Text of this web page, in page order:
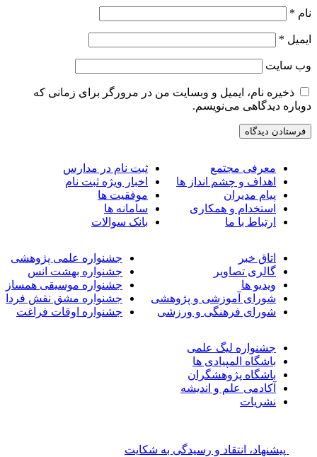
*
*
سایت
ذخیره نام، ایمیل و وبسایت من در مرورگر برای زمانی که
دیدگاهی می‌نویسم.
معرفی مجتمع
اهداف و چشم انداز ها
پیام مدیران
استخدام و همکاری
ارتباط با ما
ثبت نام در مدارس
اخبار ویژه ثبت نام
موفقیت ها
سامانه ها
بانک سوالات
اتاق خبر
گالری تصاویر
ویدیو ها
شورای آموزشی و پژوهشی
شورای فرهنگی و ورزشی
جشنواره علمی پژوهشی
جشنواره بهشت انس
جشنواره موسیقی همساز
جشنواره مشق نقش فردا
جشنواره اوقات فراغت
جشنواره لیگ علمی
باشگاه المپیادی ها
باشگاه پژوهشگران
آکادمی علم و اندیشه
نشریات
پیشنهاد، انتقاد و رسیدگی به شکایت